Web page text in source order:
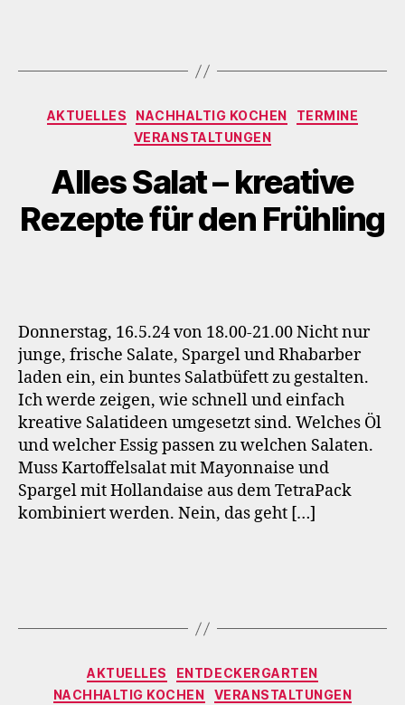
Kategorien
AKTUELLES NACHHALTIG KOCHEN
TERMINE
VERANSTALTUNGEN
Alles Salat – kreative
Rezepte für den Frühling
Donnerstag, 16.5.24 von 18.00-21.00 Nicht nur
junge, frische Salate, Spargel und Rhabarber
laden ein, ein buntes Salatbüfett zu gestalten.
Ich werde zeigen, wie schnell und einfach
kreative Salatideen umgesetzt sind. Welches Öl
und welcher Essig passen zu welchen Salaten.
Muss Kartoffelsalat mit Mayonnaise und
Spargel mit Hollandaise aus dem TetraPack
kombiniert werden. Nein, das geht […]
Kategorien
AKTUELLES
ENTDECKERGARTEN
NACHHALTIG KOCHEN
VERANSTALTUNGEN